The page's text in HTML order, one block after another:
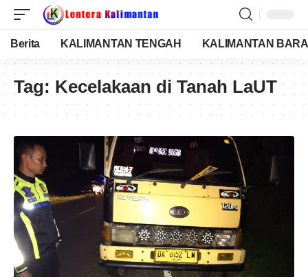
Berita KALIMANTAN TENGAH KALIMANTAN
Tag: Kecelakaan di Tanah LaUT